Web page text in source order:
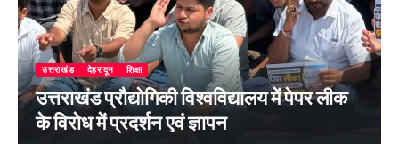
उत्तराखंड देहरादून शिक्षा
उत्तराखंड प्रौद्योगिकी विश्वविद्यालय में पेपर लीक
के विरोध में प्रदर्शन एवं ज्ञापन